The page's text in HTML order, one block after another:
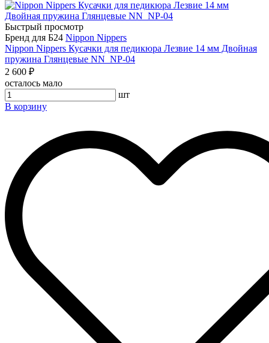
Быстрый просмотр
Бренд для Б24 Nippon Nippers
Nippon Nippers Кусачки для педикюра Лезвие 14 мм Двойная
пружина Глянцевые NN_NP-04
2 600 ₽
осталось мало
шт
В корзину